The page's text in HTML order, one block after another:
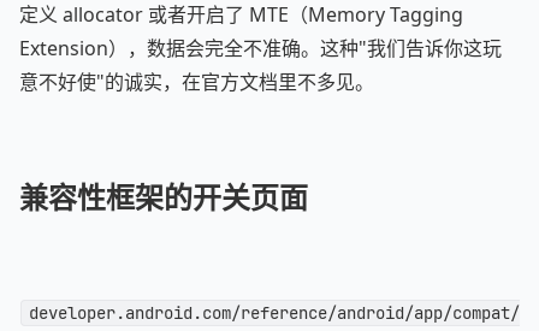
定义 allocator 或者开启了 MTE（Memory Tagging
Extension），数据会完全不准确。这种"我们告诉你这玩
意不好使"的诚实，在官方文档里不多见。
兼容性框架的开关页面
developer.android.com/reference/android/app/compat/